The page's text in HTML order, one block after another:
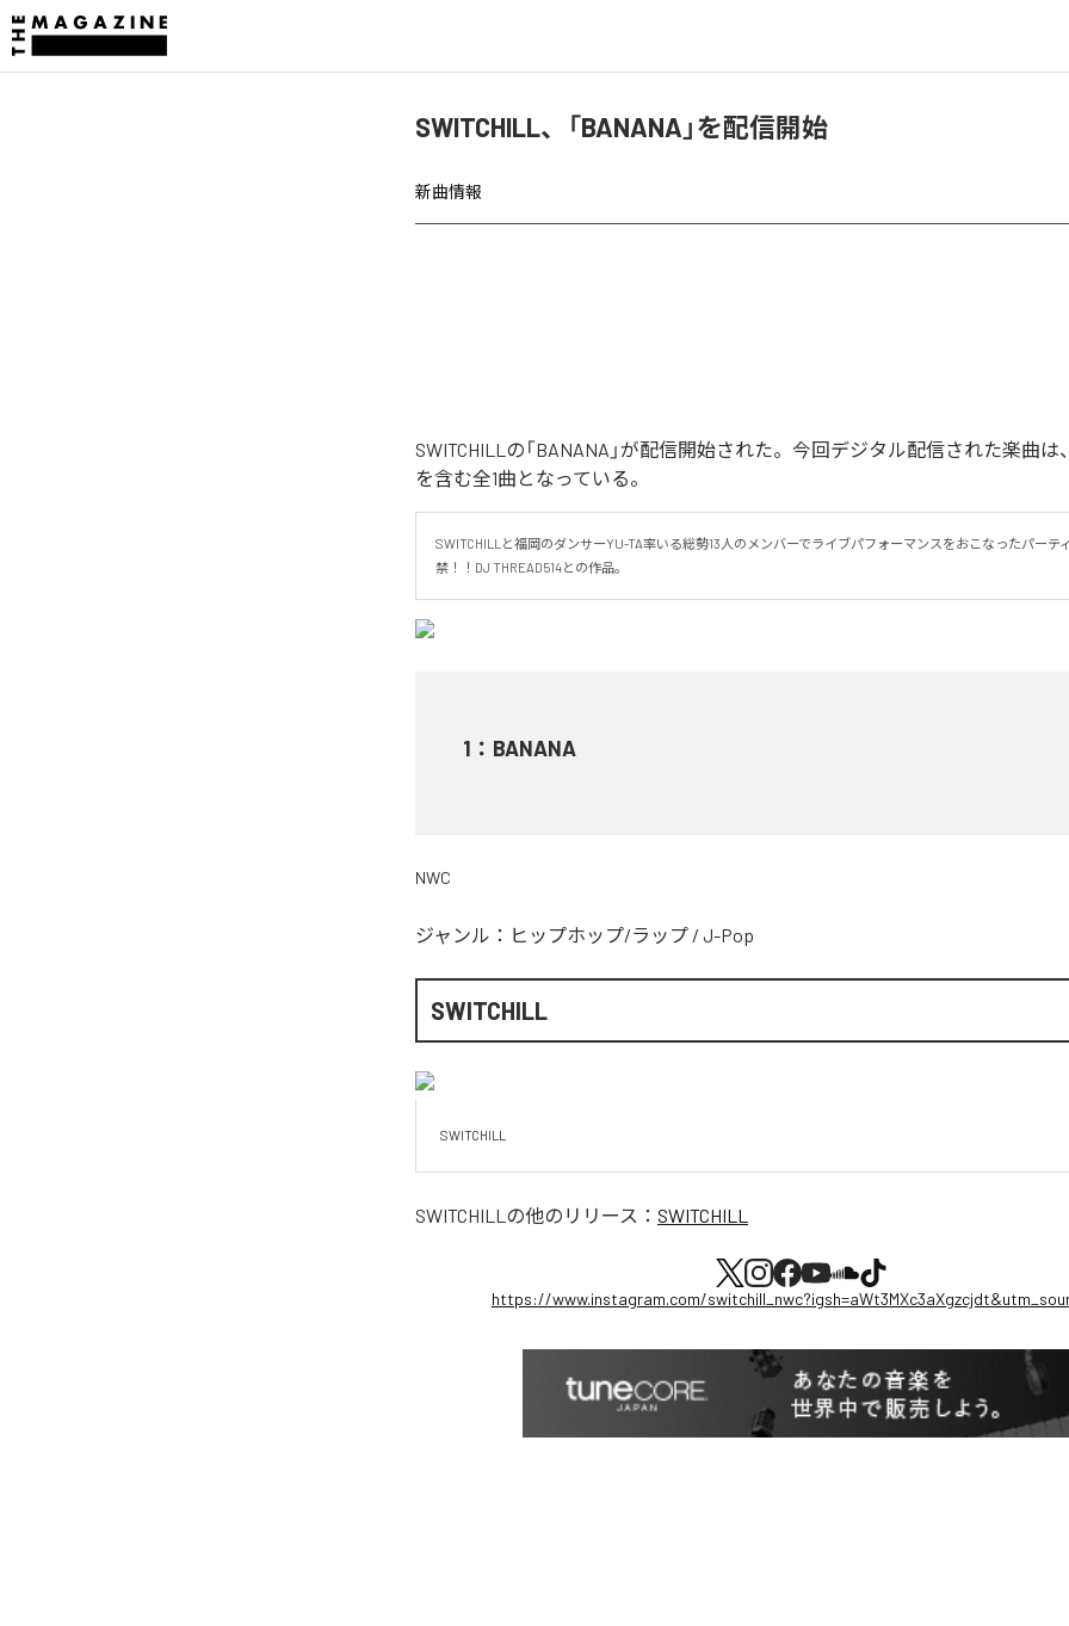
SWITCHILL、「BANANA」を配信開始
新曲情報
SWITCHILLの「BANANA」が配信開始された。今回デジタル配信された楽曲は、
を含む全1曲となっている。
SWITCHILLと福岡のダンサーYU-TA率いる総勢13人のメンバーでライブパフォーマンスをおこなったパーテ
禁！！DJ THREAD514との作品。
1 ： BANANA
NWC
ジャンル： ヒップホップ/ラップ / J-Pop
SWITCHILL
SWITCHILL
SWITCHILL の他のリリース： SWITCHILL
https://www.instagram.com/